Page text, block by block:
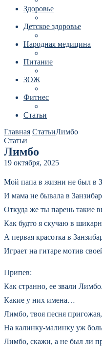
Здоровье
Детское здоровье
Народная медицина
Питание
ЗОЖ
Фитнес
Статьи
Главная СтатьиЛимбо
Статьи
Лимбо
19 октября, 2025
Мой папа в жизни не был в
И мама не бывала в
Откуда же ты парень такие
Как будто я скучаю в
А первая красотка в
Играет на гитаре мотив
Припев:
Как странно, ее звали Лимбо.
Какие у них имена…
Лимбо, твоя песня пригожая,
На калинку-малинку уж
Лимбо, скажи, а не был ли